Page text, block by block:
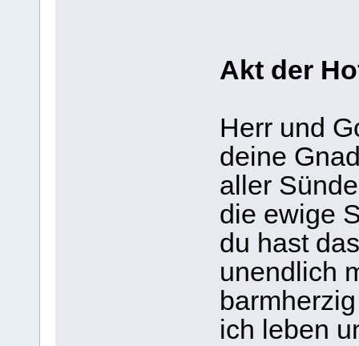
Akt der
Herr und
deine
aller
die ewige
du hast
unendlich
ich leben